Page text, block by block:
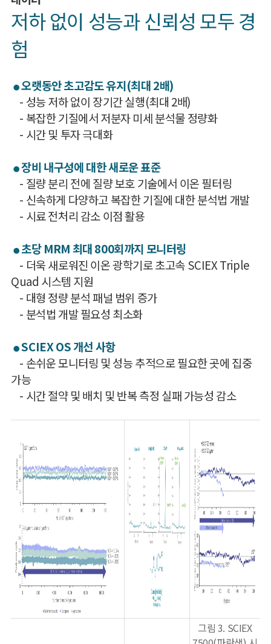
저하 없이 성능과 신뢰성 모두 경
험
●오랫동안 초고감도 유지(최대 2배)
- 성능 저하 없이 장기간 실행(최대 2배)
- 복잡한 기질에서 저분자 미세 분석물 정량화
- 시간 및 투자 극대화
●장비 내구성에 대한 새로운 표준
- 질량 분리 전에 질량 보호 기술에서 이온 필터링
- 신속하게 다양하고 복잡한 기질에 대한 분석법 개발
- 시료 전처리 감소 이점 활용
● 초당 MRM 최대 800회까지 모니터링
- 더욱 새로워진 이온 광학기로 초고속 SCIEX Triple
Quad 시스템 지원
- 대형 정량 분석 패널 범위 증가
- 분석법 개발 필요성 최소화
●SCIEX OS 개선 사항
- 손쉬운 모니터링 및 성능 추적으로 필요한 곳에 집중
가능
- 시간 절약 및 배치 및 반복 측정 실패 가능성 감소
그림 3. SCIEX